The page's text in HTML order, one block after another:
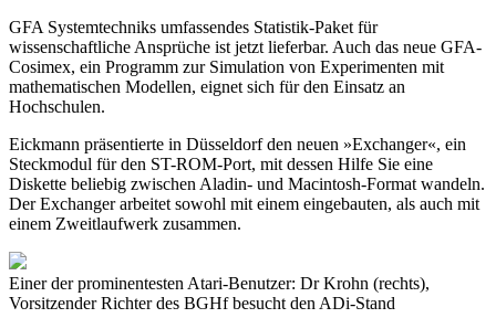
GFA Systemtechniks umfassendes Statistik-Paket für
wissenschaftliche Ansprüche ist jetzt lieferbar. Auch das neue GFA-
Cosimex, ein Programm zur Simulation von Experimenten mit
mathematischen Modellen, eignet sich für den Einsatz an
Hochschulen.
Eickmann präsentierte in Düsseldorf den neuen »Exchanger«, ein
Steckmodul für den ST-ROM-Port, mit dessen Hilfe Sie eine
Diskette beliebig zwischen Aladin- und Macintosh-Format wandeln.
Der Exchanger arbeitet sowohl mit einem eingebauten, als auch mit
einem Zweitlaufwerk zusammen.
Einer der prominentesten Atari-Benutzer: Dr Krohn (rechts),
Vorsitzender Richter des BGHf besucht den ADi-Stand